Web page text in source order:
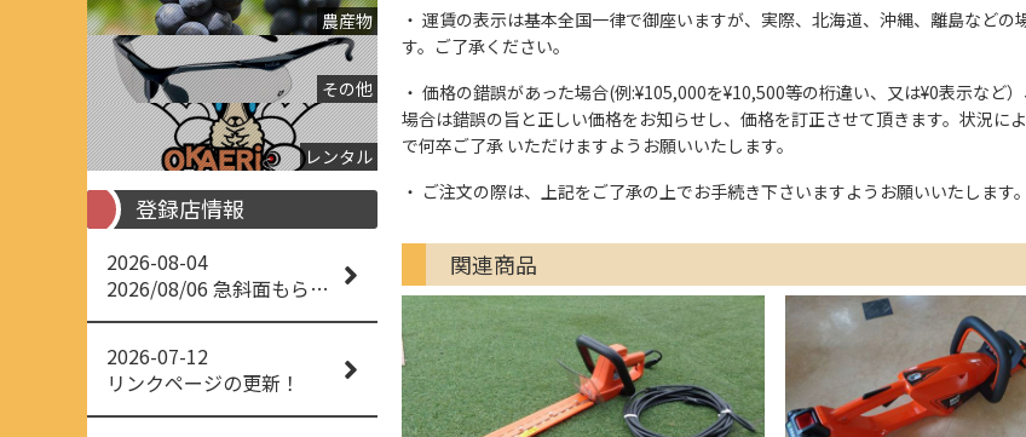
農産物
その他
レンタル
登録店情報
2026-08-04
2026/08/06 急斜面もらくらく草刈り
2026-07-12
リンクページの更新！
運賃の表示は基本全国一律で御座いますが、実際、北海道、沖縄、離島など
す。ご了承ください。
価格の錯誤があった場合(例:¥105,000を¥10,500等の桁違い、又は¥0表示など
場合は錯誤の旨と正しい価格をお知らせし、価格を訂正させて頂きます。状況
で何卒ご了承 いただけますようお願いいたします。
ご注文の際は、上記をご了承の上でお手続き下さいますようお願いいたします。
関連商品